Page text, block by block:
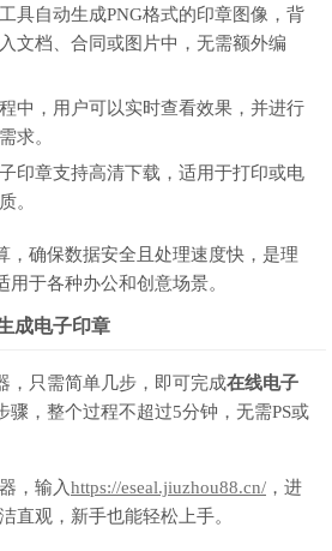
工具自动生成PNG格式的印章图像，背
文档、合同或图片中，无需额外编
中，用户可以实时查看效果，并进行
求。
印章支持高清下载，适用于打印或电
。
，确保数据安全且处理速度快，是理
用于各种办公和创意场景。
成电子印章
，只需简单几步，即可完成在线电子
骤，整个过程不超过5分钟，无需PS或
，输入https://eseal.jiuzhou88.cn/ ，进
直观，新手也能轻松上手。